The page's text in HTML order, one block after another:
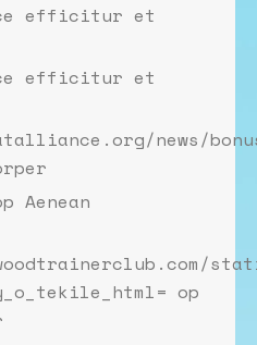
efficitur et
efficitur et
news/
Aenean
op